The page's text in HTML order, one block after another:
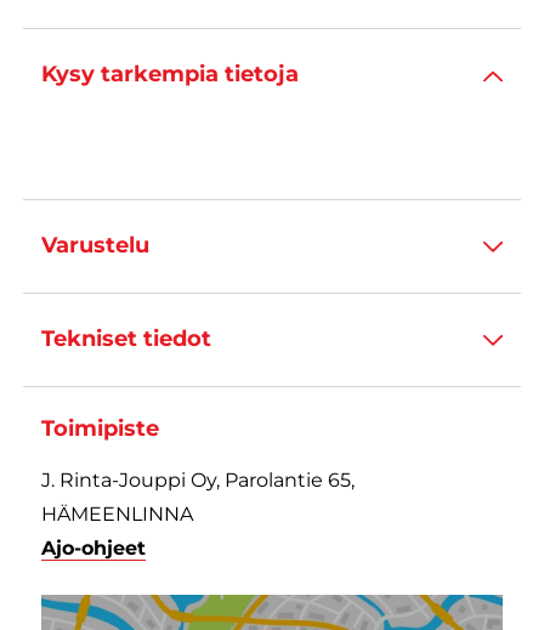
Kysy tarkempia tietoja
Varustelu
Tekniset tiedot
Toimipiste
J. Rinta-Jouppi Oy, Parolantie 65,
HÄMEENLINNA
Ajo-ohjeet